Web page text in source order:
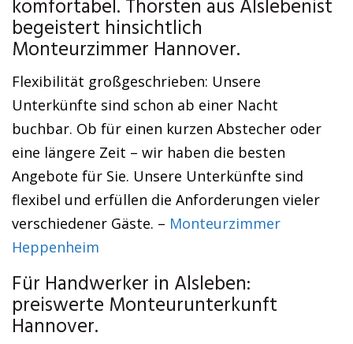
komfortabel. Thorsten aus Alslebenist
begeistert hinsichtlich
Monteurzimmer Hannover.
Flexibilität großgeschrieben: Unsere
Unterkünfte sind schon ab einer Nacht
buchbar. Ob für einen kurzen Abstecher oder
eine längere Zeit – wir haben die besten
Angebote für Sie. Unsere Unterkünfte sind
flexibel und erfüllen die Anforderungen vieler
verschiedener Gäste. – Monteurzimmer
Heppenheim
Für Handwerker in Alsleben:
preiswerte Monteurunterkunft
Hannover.